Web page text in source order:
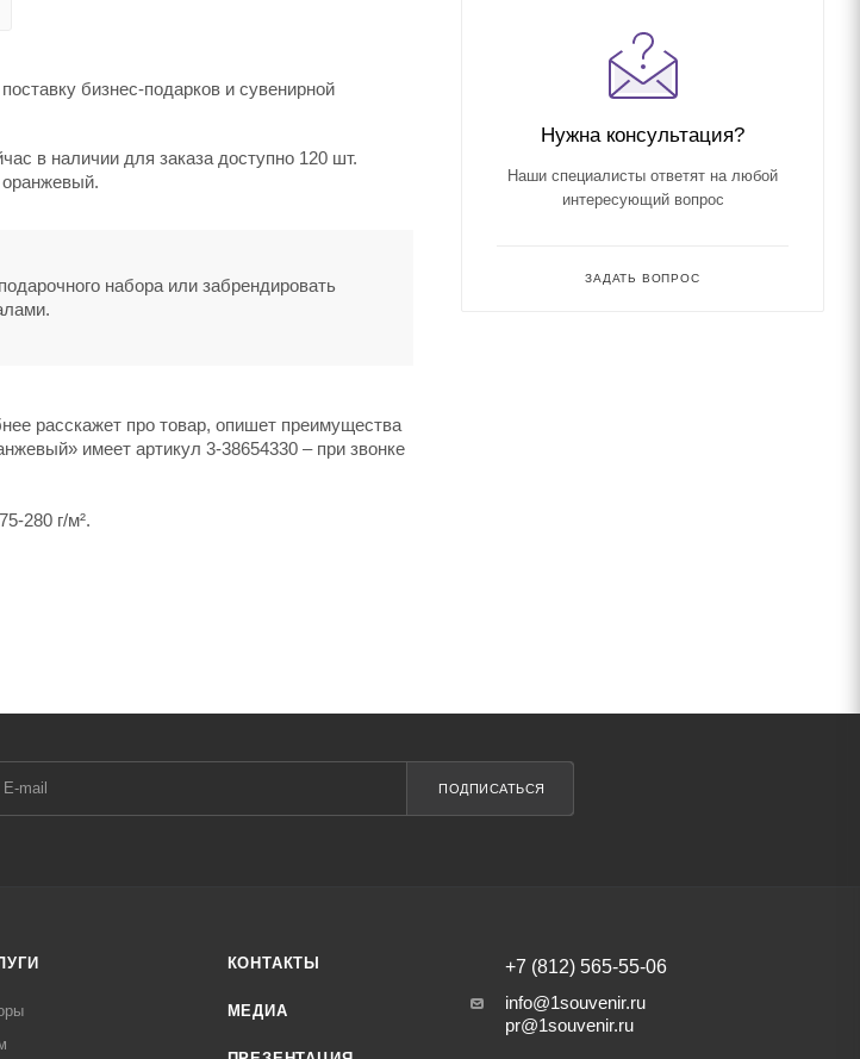
бизнес-подарков и сувенирной
в наличии для заказа доступно 120 шт.
набора или забрендировать
расскажет про товар, опишет преимущества
имеет артикул 3-38654330 – при звонке
280 г/м².
Нужна консультация?
Наши специалисты ответят на любой
интересующий вопрос
ЗАДАТЬ ВОПРОС
ПОДПИСАТЬСЯ
КОНТАКТЫ
МЕДИА
+7 (812) 565-55-06
info@1souvenir.ru
pr@1souvenir.ru